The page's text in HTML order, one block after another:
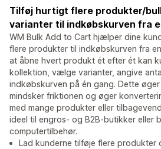
Tilføj hurtigt flere produkter/
varianter til indkøbskurven fra
WM Bulk Add to Cart hjælper dine
flere produkter til indkøbskurven fra
at åbne hvert produkt ét efter ét kan
kollektion, vælge varianter, angive
indkøbskurven på én gang. Dette
mindsker friktionen og øger
med mange produkter eller
ideel til engros- og B2B-butikker eller
computertilbehør.
Lad kunderne tilføje flere produkter